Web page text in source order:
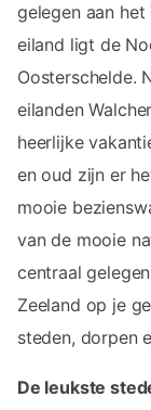
gelegen aan het
eiland ligt de
Oosterschelde.
eilanden
heerlijke
en oud zijn er
mooie
van de mooie
centraal
Zeeland op je
steden, dorpen
De leukste